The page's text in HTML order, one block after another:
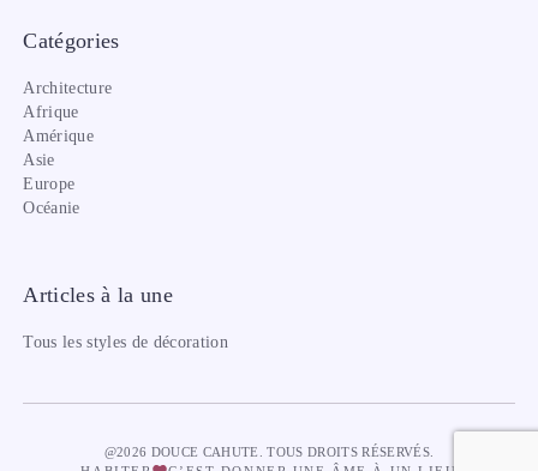
Catégories
Architecture
Afrique
Amérique
Asie
Europe
Océanie
Articles à la une
Tous les styles de décoration
@2026 DOUCE CAHUTE. TOUS DROITS RÉSERVÉS.